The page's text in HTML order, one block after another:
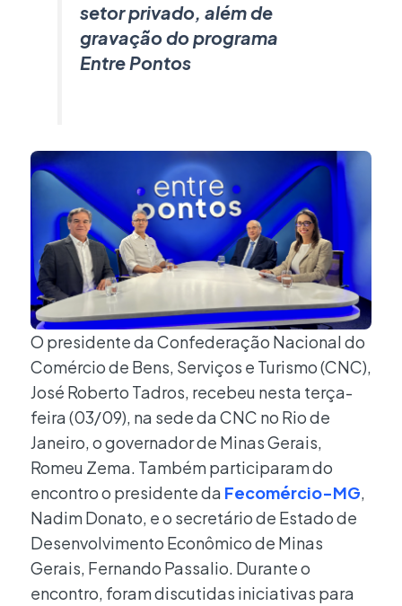
setor privado, além de
gravação do programa
Entre Pontos
O presidente da Confederação Nacional do
Comércio de Bens, Serviços e Turismo (CNC),
José Roberto Tadros, recebeu nesta terça-
feira (03/09), na sede da CNC no Rio de
Janeiro, o governador de Minas Gerais,
Romeu Zema. Também participaram do
encontro o presidente da Fecomércio-MG,
Nadim Donato, e o secretário de Estado de
Desenvolvimento Econômico de Minas
Gerais, Fernando Passalio. Durante o
encontro, foram discutidas iniciativas para